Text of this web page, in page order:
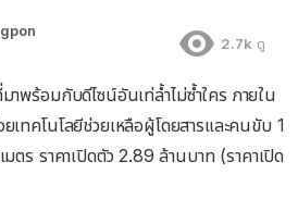
2.7k ดู
พร้อมกับดีไซน์อันเท่ล้ำไม่ซ้ำใคร ภายใน
เทคโนโลยีช่วยเหลือผู้โดยสารและคนขับ 1
มตร ราคาเปิดตัว 2.89 ล้านบาท (ราคาเปิด